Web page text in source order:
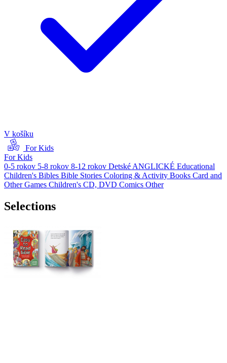
V košíku
For Kids
For Kids
0-5 rokov 5-8 rokov 8-12 rokov Detské ANGLICKÉ Educational
Children's Bibles Bible Stories Coloring & Activity Books Card and
Other Games Children's CD, DVD Comics Other
Selections